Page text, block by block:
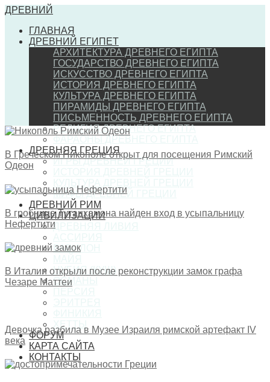
ДРЕВНИЙ
ГЛАВНАЯ
ДРЕВНИЙ ЕГИПЕТ
АРХИТЕКТУРА ДРЕВНЕГО ЕГИПТА
ГОСУДАРСТВО ДРЕВНЕГО ЕГИПТА
ИСКУССТВО ДРЕВНЕГО ЕГИПТА
ИСТОРИЯ ДРЕВНЕГО ЕГИПТА
КУЛЬТУРА ДРЕВНЕГО ЕГИПТА
ПИРАМИДЫ ДРЕВНЕГО ЕГИПТА
ПИСЬМЕННОСТЬ ДРЕВНЕГО ЕГИПТА
РЕЛИГИЯ ДРЕВНЕГО ЕГИПТА
ФАРАОНЫ ДРЕВНЕГО ЕГИПТА
ДРЕВНЯЯ ГРЕЦИЯ
ИГРЫ ДРЕВНЕЙ ГРЕЦИИ
МИФЫ ДРЕВНЕЙ ГРЕЦИИ
ДРЕВНИЙ РИМ
ЦИВИЛИЗАЦИИ
ДРЕВНЯЯ ЛИВИЯ
ВАВИЛОН
НУБИЯ (КУШ)
ОСМАНЫ
ХЕТТЫ
ФОРУМ
КАРТА САЙТА
КОНТАКТЫ
В Греческом Никополе открыт для посещения Римский
Одеон
В гробнице Тутанхамона найден вход в усыпальницу
Нефертити
В Италии открыли после реконструкции замок графа
Чезаре Маттеи
Девочка разбила в Музее Израиля римской артефакт IV
века